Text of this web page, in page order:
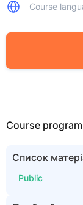
Course
Course program
Список
Public